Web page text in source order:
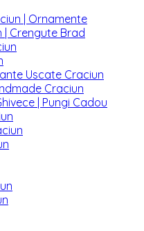
| Ornamente
| Crengute Brad
Uscate Craciun
Craciun
| Pungi Cadou